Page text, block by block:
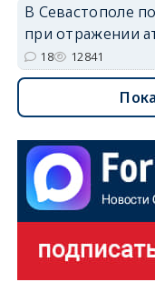
В Севастополе
при отражении
18 12841